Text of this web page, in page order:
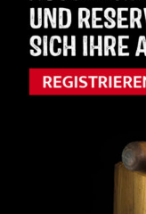
Fleischreifung mit
System“
WICHTIGSTE